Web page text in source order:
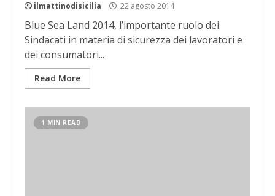
ilmattinodisicilia 22 agosto 2014
Blue Sea Land 2014, l’importante ruolo dei
Sindacati in materia di sicurezza dei lavoratori e
dei consumatori...
Read More
1 MIN READ